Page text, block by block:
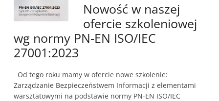
Nowość w naszej
ofercie szkoleniowej
wg normy PN-EN ISO/IEC
27001:2023
Od tego roku mamy w ofercie nowe szkolenie:
Zarządzanie Bezpieczeństwem Informacji z elementami
warsztatowymi na podstawie normy PN-EN ISO/IEC